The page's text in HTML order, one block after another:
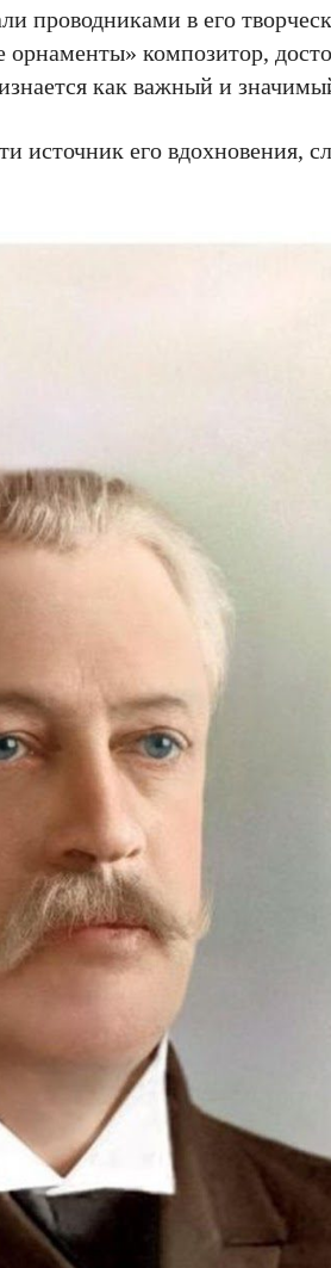
проводниками в его
орнаменты» композитор,
как важный и
источник его вдохновения,